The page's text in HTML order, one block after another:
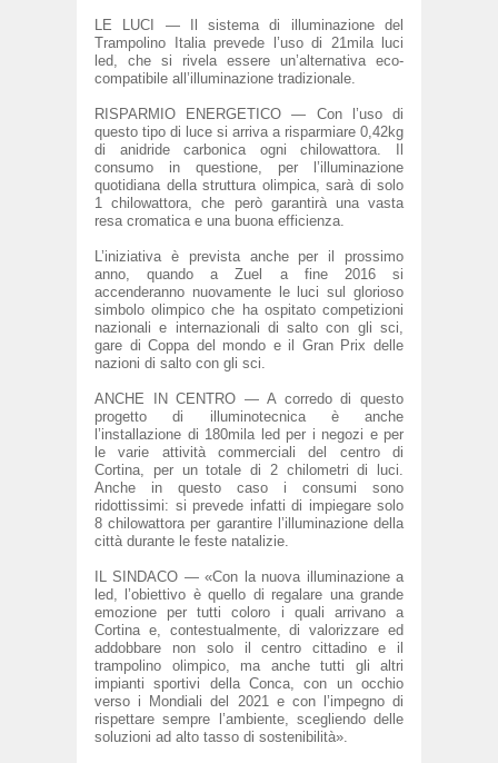
LE LUCI — Il sistema di illuminazione del
Trampolino Italia prevede l’uso di 21mila luci
led, che si rivela essere un’alternativa eco-
compatibile all’illuminazione tradizionale.
RISPARMIO ENERGETICO — Con l’uso di
questo tipo di luce si arriva a risparmiare 0,42kg
di anidride carbonica ogni chilowattora. Il
consumo in questione, per l’illuminazione
quotidiana della struttura olimpica, sarà di solo
1 chilowattora, che però garantirà una vasta
resa cromatica e una buona efficienza.
L’iniziativa è prevista anche per il prossimo
anno, quando a Zuel a fine 2016 si
accenderanno nuovamente le luci sul glorioso
simbolo olimpico che ha ospitato competizioni
nazionali e internazionali di salto con gli sci,
gare di Coppa del mondo e il Gran Prix delle
nazioni di salto con gli sci.
ANCHE IN CENTRO — A corredo di questo
progetto di illuminotecnica è anche
l’installazione di 180mila led per i negozi e per
le varie attività commerciali del centro di
Cortina, per un totale di 2 chilometri di luci.
Anche in questo caso i consumi sono
ridottissimi: si prevede infatti di impiegare solo
8 chilowattora per garantire l’illuminazione della
città durante le feste natalizie.
IL SINDACO — «Con la nuova illuminazione a
led, l’obiettivo è quello di regalare una grande
emozione per tutti coloro i quali arrivano a
Cortina e, contestualmente, di valorizzare ed
addobbare non solo il centro cittadino e il
trampolino olimpico, ma anche tutti gli altri
impianti sportivi della Conca, con un occhio
verso i Mondiali del 2021 e con l’impegno di
rispettare sempre l’ambiente, scegliendo delle
soluzioni ad alto tasso di sostenibilità».